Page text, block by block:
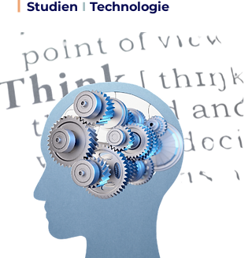
Studien I Technologie